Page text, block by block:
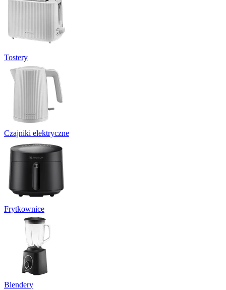
Tostery
Czajniki elektryczne
Frytkownice
Blendery